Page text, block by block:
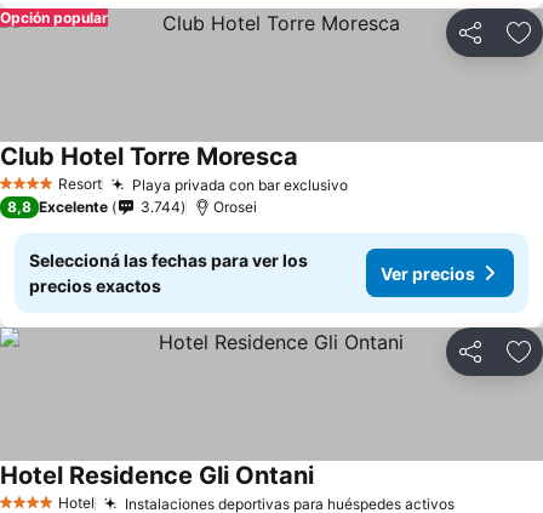
Compartir
Opción popular
4 EstrellasResort Playa privada con bar exclusivo
Club Hotel Torre Moresca
8,8 Excelente 3.744 Orosei
Seleccioná las fechas para ver los
precios exactos
Ver precios
Compartir
Hotel Instalaciones deportivas para huéspedes activos
Hotel Residence Gli Ontani